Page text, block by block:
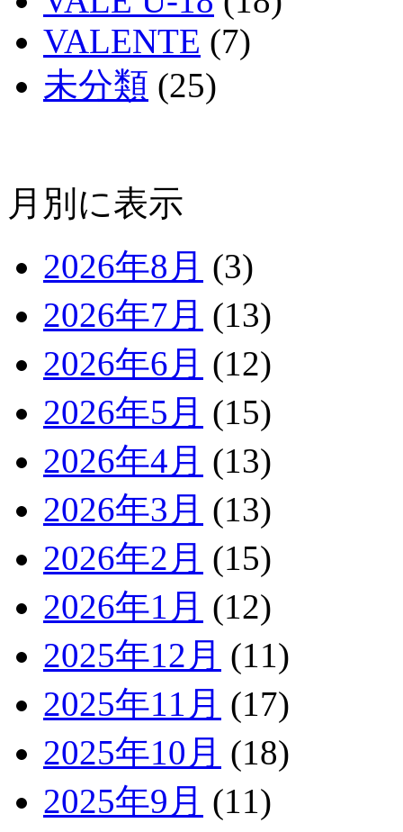
VALENTE (7)
未分類 (25)
月別に表示
2026年8月 (3)
2026年7月 (13)
2026年6月 (12)
2026年5月 (15)
2026年4月 (13)
2026年3月 (13)
2026年2月 (15)
2026年1月 (12)
2025年12月 (11)
2025年11月 (17)
2025年10月 (18)
2025年9月 (11)